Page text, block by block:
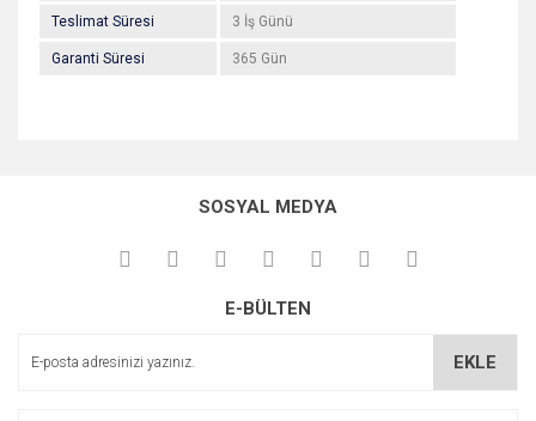
Teslimat Süresi 3 İş Günü
Garanti Süresi 365 Gün
kullanarak tarafımıza iletebilirsiniz.
Görüş ve önerileriniz için teşekkür ederiz.
Ürün açıklamasında eksik bilgiler bulunuyor.
SOSYAL MEDYA
E-BÜLTEN
EKLE